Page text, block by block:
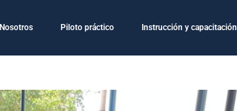
Nosotros Piloto práctico Instrucción y capacitación